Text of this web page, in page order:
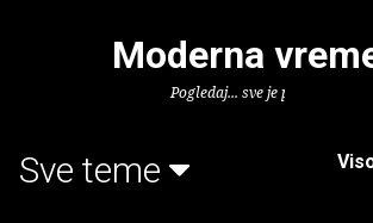
Moderna
Pogledaj... sve je puno knjiga.
Sve teme